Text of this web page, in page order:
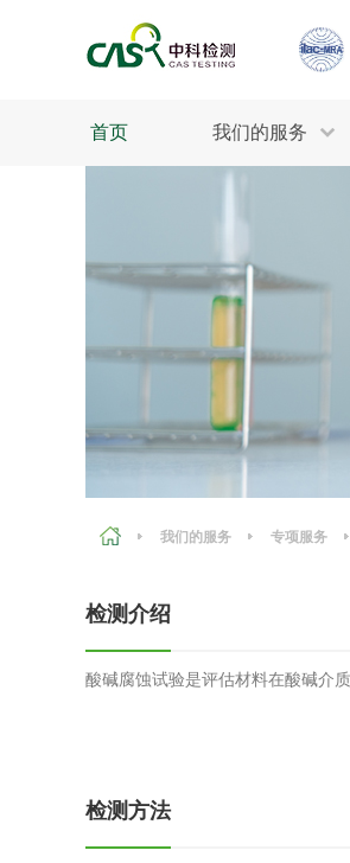
首页 我们的服务
美妆消毒
轻工产品
制药医疗
电子电气
农副产品
专项服务
我们的服务 专项服务
检测介绍
酸碱腐蚀试验是评估材料在酸碱介
检测方法